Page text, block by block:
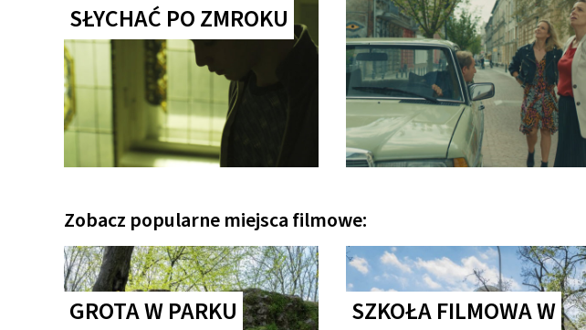
SŁYCHAĆ PO ZMROKU
Zobacz popularne miejsca filmowe:
GROTA W PARKU
SZKOŁA FILMOWA W